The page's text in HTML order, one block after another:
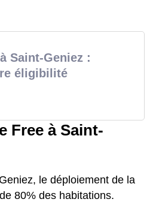
Saint-Geniez :
éligibilité
Free à Saint-
le déploiement de la
80% des habitations.